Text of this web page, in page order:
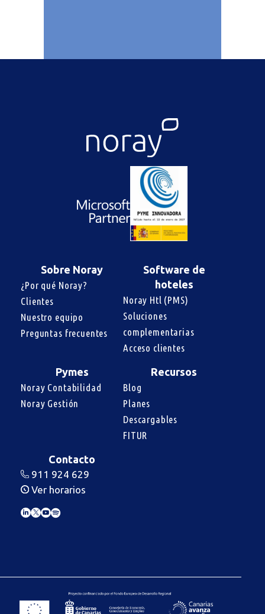
Sobre Noray
¿Por qué Noray?
Clientes
Nuestro equipo
Preguntas frecuentes
Software de
hoteles
Noray Htl (PMS)
Soluciones
complementarias
Acceso clientes
Pymes
Noray Contabilidad
Noray Gestión
Recursos
Blog
Planes
Descargables
FITUR
Contacto
Ver horarios
911 924 629